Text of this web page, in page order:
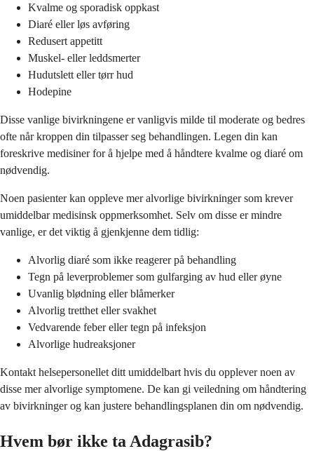
Kvalme og sporadisk oppkast
Diaré eller løs avføring
Redusert appetitt
Muskel- eller leddsmerter
Hudutslett eller tørr hud
Hodepine
Disse vanlige bivirkningene er vanligvis milde til moderate og bedres
ofte når kroppen din tilpasser seg behandlingen. Legen din kan
foreskrive medisiner for å hjelpe med å håndtere kvalme og diaré om
nødvendig.
Noen pasienter kan oppleve mer alvorlige bivirkninger som krever
umiddelbar medisinsk oppmerksomhet. Selv om disse er mindre
vanlige, er det viktig å gjenkjenne dem tidlig:
Alvorlig diaré som ikke reagerer på behandling
Tegn på leverproblemer som gulfarging av hud eller øyne
Uvanlig blødning eller blåmerker
Alvorlig tretthet eller svakhet
Vedvarende feber eller tegn på infeksjon
Alvorlige hudreaksjoner
Kontakt helsepersonellet ditt umiddelbart hvis du opplever noen av
disse mer alvorlige symptomene. De kan gi veiledning om håndtering
av bivirkninger og kan justere behandlingsplanen din om nødvendig.
Hvem bør ikke ta Adagrasib?